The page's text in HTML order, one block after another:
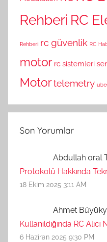
Rehberi RC
Rehberi rc güvenlik RC
motor rc sistemleri
Motortelemetry
Son Yorumlar
Abdullah oral
Protokolü Hakkında
18 Ekim 2025 3:11 AM
Ahmet
Kullanıldığında RC Alıcı
6 Haziran 2025 9:30 PM